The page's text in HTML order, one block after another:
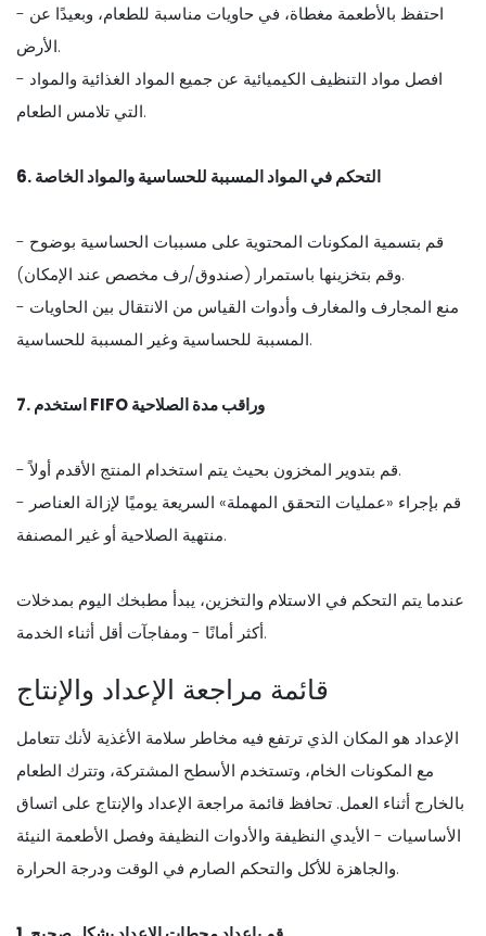
- احتفظ بالأطعمة مغطاة، في حاويات مناسبة للطعام، وبعيدًا عن
الأرض.
- افصل مواد التنظيف الكيميائية عن جميع المواد الغذائية والمواد
التي تلامس الطعام.
6. التحكم في المواد المسببة للحساسية والمواد الخاصة
- قم بتسمية المكونات المحتوية على مسببات الحساسية بوضوح
وقم بتخزينها باستمرار (صندوق/رف مخصص عند الإمكان).
- منع المجارف والمغارف وأدوات القياس من الانتقال بين الحاويات
المسببة للحساسية وغير المسببة للحساسية.
7. استخدم FIFO وراقب مدة الصلاحية
- قم بتدوير المخزون بحيث يتم استخدام المنتج الأقدم أولاً.
- قم بإجراء «عمليات التحقق المهملة» السريعة يوميًا لإزالة العناصر
منتهية الصلاحية أو غير المصنفة.
عندما يتم التحكم في الاستلام والتخزين، يبدأ مطبخك اليوم بمدخلات
أكثر أمانًا - ومفاجآت أقل أثناء الخدمة.
قائمة مراجعة الإعداد والإنتاج
الإعداد هو المكان الذي ترتفع فيه مخاطر سلامة الأغذية لأنك تتعامل
مع المكونات الخام، وتستخدم الأسطح المشتركة، وتترك الطعام
بالخارج أثناء العمل. تحافظ قائمة مراجعة الإعداد والإنتاج على اتساق
الأساسيات - الأيدي النظيفة والأدوات النظيفة وفصل الأطعمة النيئة
والجاهزة للأكل والتحكم الصارم في الوقت ودرجة الحرارة.